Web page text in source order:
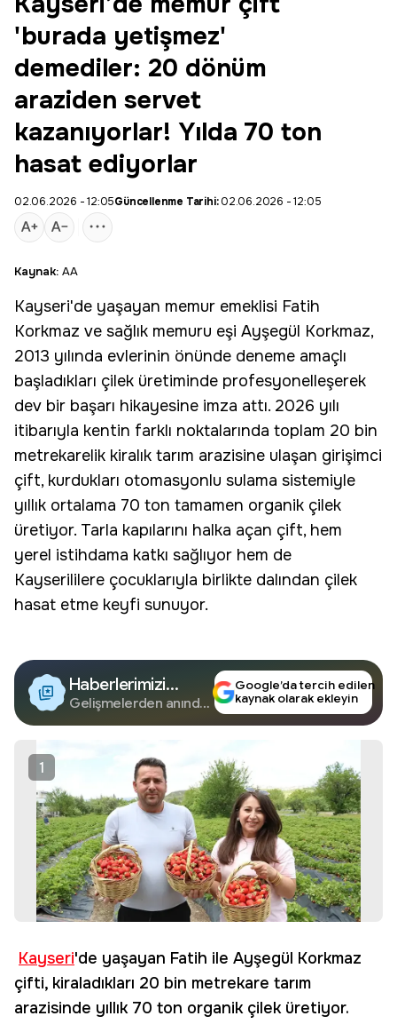
'burada yetişmez'
demediler: 20 dönüm
araziden servet
kazanıyorlar! Yılda 70 ton
hasat ediyorlar
02.06.2026 - 12:05Güncellenme Tarihi:02.06.2026 - 12:05
Kaynak: AA
Kayseri'de yaşayan memur emeklisi Fatih
Korkmaz ve sağlık memuru eşi Ayşegül Korkmaz,
2013 yılında evlerinin önünde deneme amaçlı
başladıkları çilek üretiminde profesyonelleşerek
dev bir başarı hikayesine imza attı. 2026 yılı
itibarıyla kentin farklı noktalarında toplam 20 bin
metrekarelik kiralık tarım arazisine ulaşan girişimci
çift, kurdukları otomasyonlu sulama sistemiyle
yıllık ortalama 70 ton tamamen organik çilek
üretiyor. Tarla kapılarını halka açan çift, hem
yerel istihdama katkı sağlıyor hem de
Kayserililere çocuklarıyla birlikte dalından çilek
hasat etme keyfi sunuyor.
Haberlerimizi
Google'da Takip
Edin
Gelişmelerden anında
Google’da tercih edilen
kaynak olarak ekleyin
1
Kayseri'de yaşayan Fatih ile Ayşegül Korkmaz
çifti, kiraladıkları 20 bin metrekare tarım
arazisinde yıllık 70 ton organik çilek üretiyor.